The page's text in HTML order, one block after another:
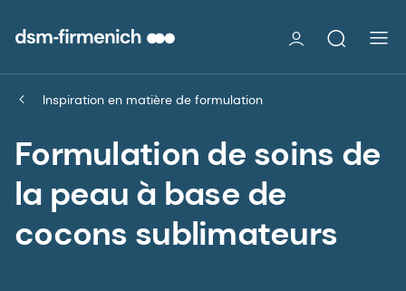
Inspiration en matière de formulation
Formulation de soins de
la peau à base de
cocons sublimateurs